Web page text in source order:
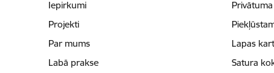
Iepirkumi
Projekti
Par mums
Labā prakse
Lapas
Satura